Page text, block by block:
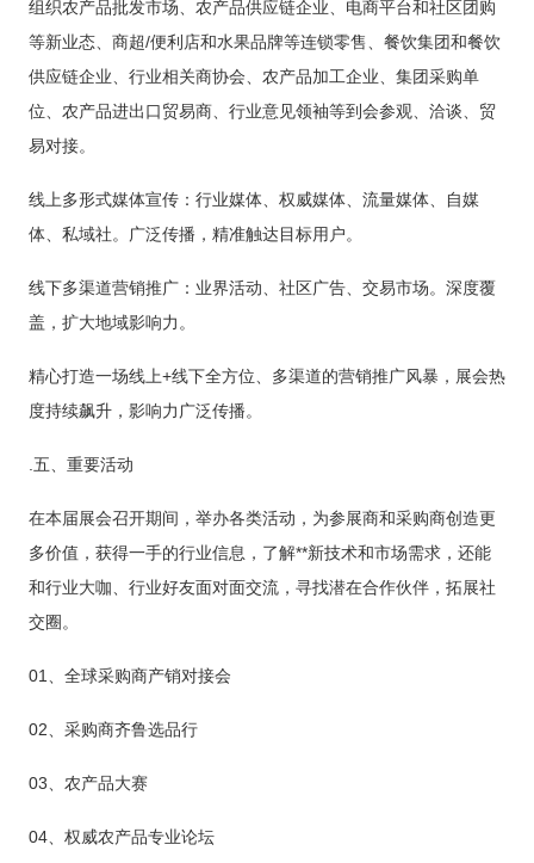
组织农产品批发市场、农产品供应链企业、电商平台和社区团购
等新业态、商超/便利店和水果品牌等连锁零售、餐饮集团和餐饮
供应链企业、行业相关商协会、农产品加工企业、集团采购单
位、农产品进出口贸易商、行业意见领袖等到会参观、洽谈、贸
易对接。
线上多形式媒体宣传：行业媒体、权威媒体、流量媒体、自媒
体、私域社。广泛传播，精准触达目标用户。
线下多渠道营销推广：业界活动、社区广告、交易市场。深度覆
盖，扩大地域影响力。
精心打造一场线上+线下全方位、多渠道的营销推广风暴，展会热
度持续飙升，影响力广泛传播。
五、重要活动
在本届展会召开期间，举办各类活动，为参展商和采购商创造更
多价值，获得一手的行业信息，了解**新技术和市场需求，还能
和行业大咖、行业好友面对面交流，寻找潜在合作伙伴，拓展社
交圈。
01、全球采购商产销对接会
02、采购商齐鲁选品行
03、农产品大赛
04、权威农产品专业论坛